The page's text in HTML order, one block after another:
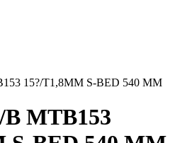
15?/T1,8MM S-BED 540 MM
MTB153